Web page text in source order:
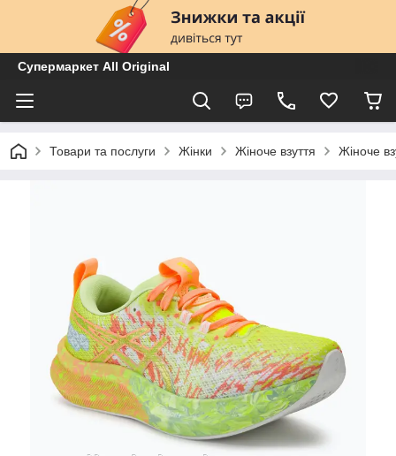
Супермаркет All Original
Товари та послуги Жінки Жіноче взуття Жіноче